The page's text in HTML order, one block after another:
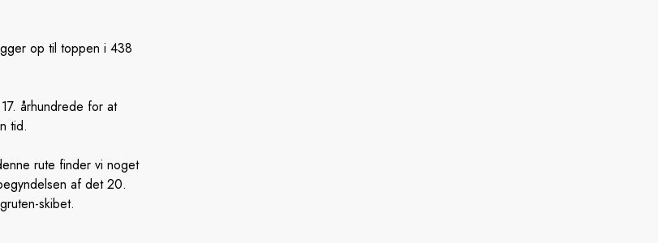
op til toppen i 438
århundrede for at
tid.
rute finder vi noget
af det 20.
skibet.